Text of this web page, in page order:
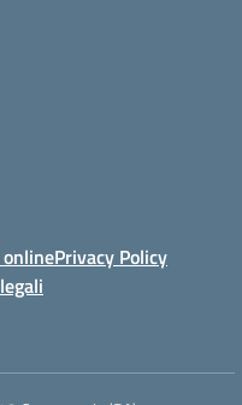
Privacy Policy